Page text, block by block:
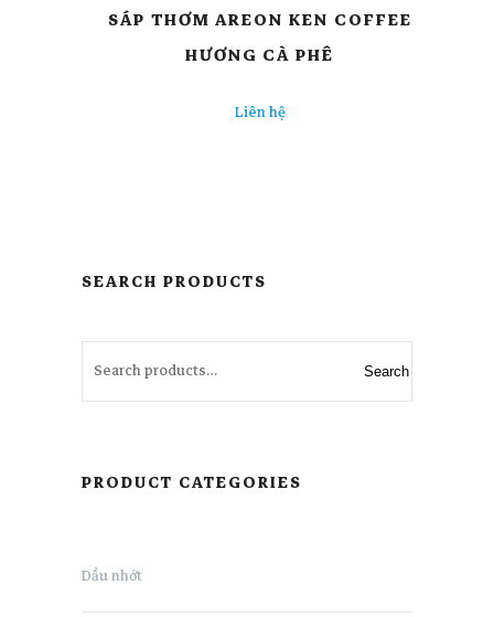
SÁP THƠM AREON KEN COFFEE
HƯƠNG CÀ PHÊ
Liên hệ
SEARCH PRODUCTS
Search
PRODUCT CATEGORIES
Dầu nhớt